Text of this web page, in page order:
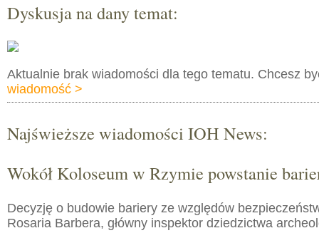
Dyskusja na dany temat:
Aktualnie brak wiadomości dla tego tematu. Chcesz
wiadomość >
Najświeższe wiadomości IOH News:
Wokół Koloseum w Rzymie powstanie
Decyzję o budowie bariery ze względów
Rosaria Barbera, główny inspektor dziedzictwa